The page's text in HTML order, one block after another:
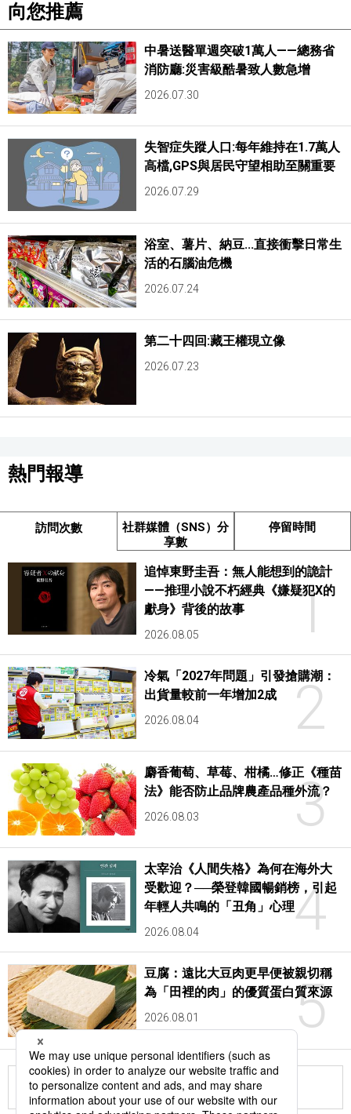
向您推薦
中暑送醫單週突破1萬人——總務省
消防廳:災害級酷暑致人數急增
2026.07.30
失智症失蹤人口:每年維持在1.7萬人
高檔,GPS與居民守望相助至關重要
2026.07.29
浴室、薯片、納豆...直接衝擊日常生
活的石腦油危機
2026.07.24
第二十四回:藏王權現立像
2026.07.23
熱門報導
訪問次數
社群媒體（SNS）分
享數
停留時間
1
追悼東野圭吾：無人能想到的詭計
——推理小說不朽經典《嫌疑犯X的
獻身》背後的故事
2026.08.05
2
冷氣「2027年問題」引發搶購潮：
出貨量較前一年增加2成
2026.08.04
3
麝香葡萄、草莓、柑橘…修正《種苗
法》能否防止品牌農產品種外流？
2026.08.03
4
太宰治《人間失格》為何在海外大
受歡迎？──榮登韓國暢銷榜，引起
年輕人共鳴的「丑角」心理
2026.08.04
5
豆腐：遠比大豆肉更早便被親切稱
為「田裡的肉」的優質蛋白質來源
2026.08.01
更多